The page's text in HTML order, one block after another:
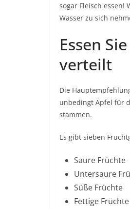
sogar Fleisch essen!
Wasser zu sich
Essen
verteilt
Die
unbedingt Äpfel für
stammen.
Es gibt sieben
Saure Früchte
Untersaure
Süße Früchte
Fettige Früchte